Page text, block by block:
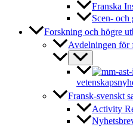
Franska
Scen- och
Forskning och högre
Avdelningen för
Fransk-svenskt
Activity